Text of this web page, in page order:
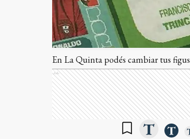
En La Quinta podés cambiar tus figus
Ads